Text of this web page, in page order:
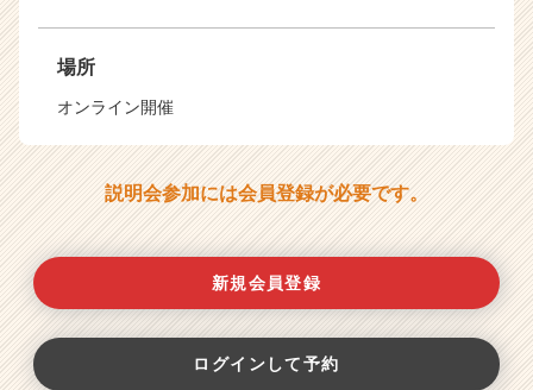
場所
オンライン開催
説明会参加には会員登録が必要です。
新規会員登録
ログインして予約